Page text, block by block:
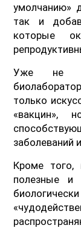
умолчанию»
так и
которые
Уже не
только
«вакцин»,
заболеваний
Кроме того,
полезные и